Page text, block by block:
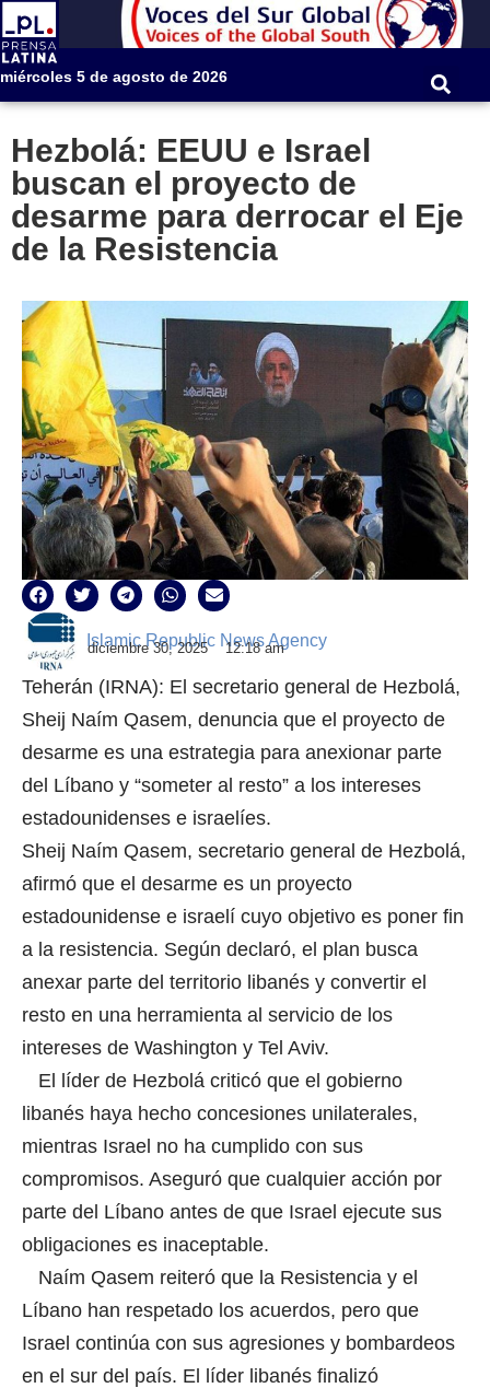
miércoles 5 de agosto de 2026
Hezbolá: EEUU e Israel
buscan el proyecto de
desarme para derrocar el Eje
de la Resistencia
Islamic Republic News Agency
diciembre 30, 2025 12:18 am
Teherán (IRNA): El secretario general de Hezbolá,
Sheij Naím Qasem, denuncia que el proyecto de
desarme es una estrategia para anexionar parte
del Líbano y “someter al resto” a los intereses
estadounidenses e israelíes.
Sheij Naím Qasem, secretario general de Hezbolá,
afirmó que el desarme es un proyecto
estadounidense e israelí cuyo objetivo es poner fin
a la resistencia. Según declaró, el plan busca
anexar parte del territorio libanés y convertir el
resto en una herramienta al servicio de los
intereses de Washington y Tel Aviv.
El líder de Hezbolá criticó que el gobierno
libanés haya hecho concesiones unilaterales,
mientras Israel no ha cumplido con sus
compromisos. Aseguró que cualquier acción por
parte del Líbano antes de que Israel ejecute sus
obligaciones es inaceptable.
Naím Qasem reiteró que la Resistencia y el
Líbano han respetado los acuerdos, pero que
Israel continúa con sus agresiones y bombardeos
en el sur del país. El líder libanés finalizó